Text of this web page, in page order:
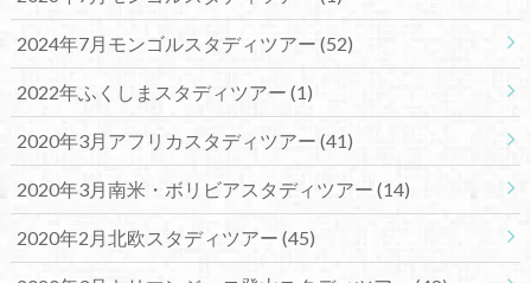
2024年7月モンゴルスタディツアー (52)
2022年ふくしまスタディツアー (1)
2020年3月アフリカスタディツアー (41)
2020年3月南米・ボリビアスタディツアー (14)
2020年2月北欧スタディツアー (45)